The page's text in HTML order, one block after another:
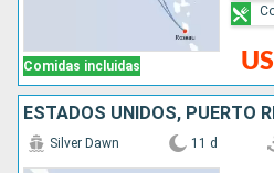
Comidas incluidas
Silver Dawn 11 d